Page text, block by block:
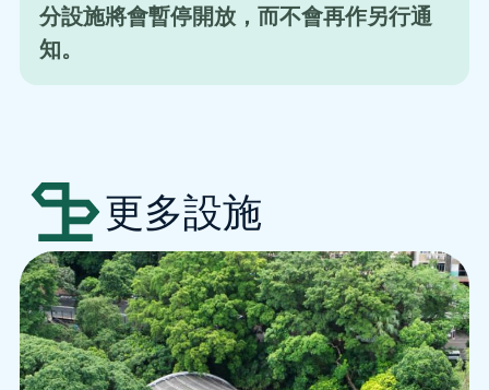
分設施將會暫停開放，而不會再作另行通
知。
更多設施